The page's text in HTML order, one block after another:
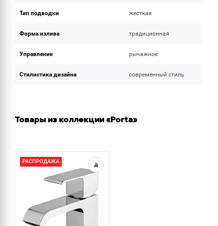
Тип подводки жесткая
Форма излива традиционная
Управление рычажное
Стилистика дизайна современный стиль
Товары из коллекции «Porta»
РАСПРОДАЖА